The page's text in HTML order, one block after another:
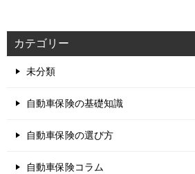
カテゴリー
未分類
自動車保険の基礎知識
自動車保険の選び方
自動車保険コラム